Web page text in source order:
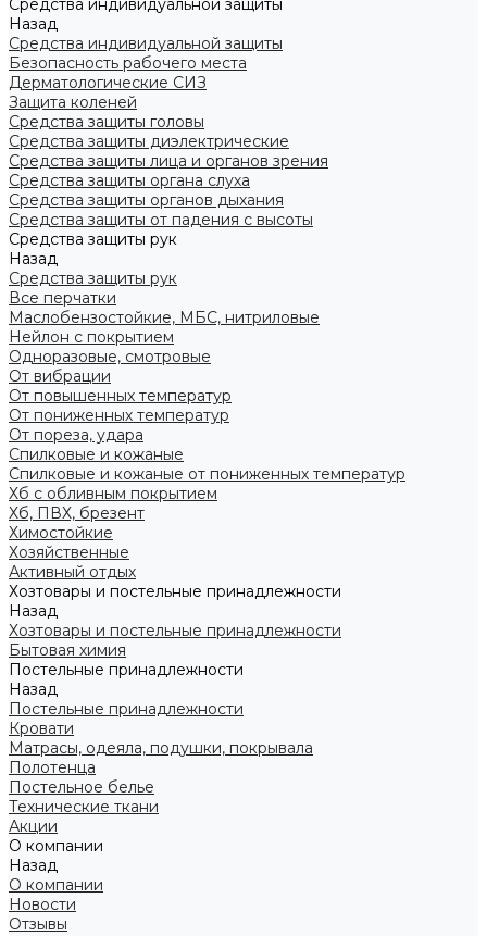
Средства индивидуальной защиты
Назад
Средства индивидуальной защиты
Безопасность рабочего места
Дерматологические СИЗ
Защита коленей
Средства защиты головы
Средства защиты диэлектрические
Средства защиты лица и органов зрения
Средства защиты органа слуха
Средства защиты органов дыхания
Средства защиты от падения с высоты
Средства защиты рук
Назад
Средства защиты рук
Все перчатки
Маслобензостойкие, МБС, нитриловые
Нейлон с покрытием
Одноразовые, смотровые
От вибрации
От повышенных температур
От пониженных температур
От пореза, удара
Спилковые и кожаные
Спилковые и кожаные от пониженных температур
Хб с обливным покрытием
Хб, ПВХ, брезент
Химостойкие
Хозяйственные
Активный отдых
Хозтовары и постельные принадлежности
Назад
Хозтовары и постельные принадлежности
Бытовая химия
Постельные принадлежности
Назад
Постельные принадлежности
Кровати
Матрасы, одеяла, подушки, покрывала
Полотенца
Постельное белье
Технические ткани
Акции
О компании
Назад
О компании
Новости
Отзывы